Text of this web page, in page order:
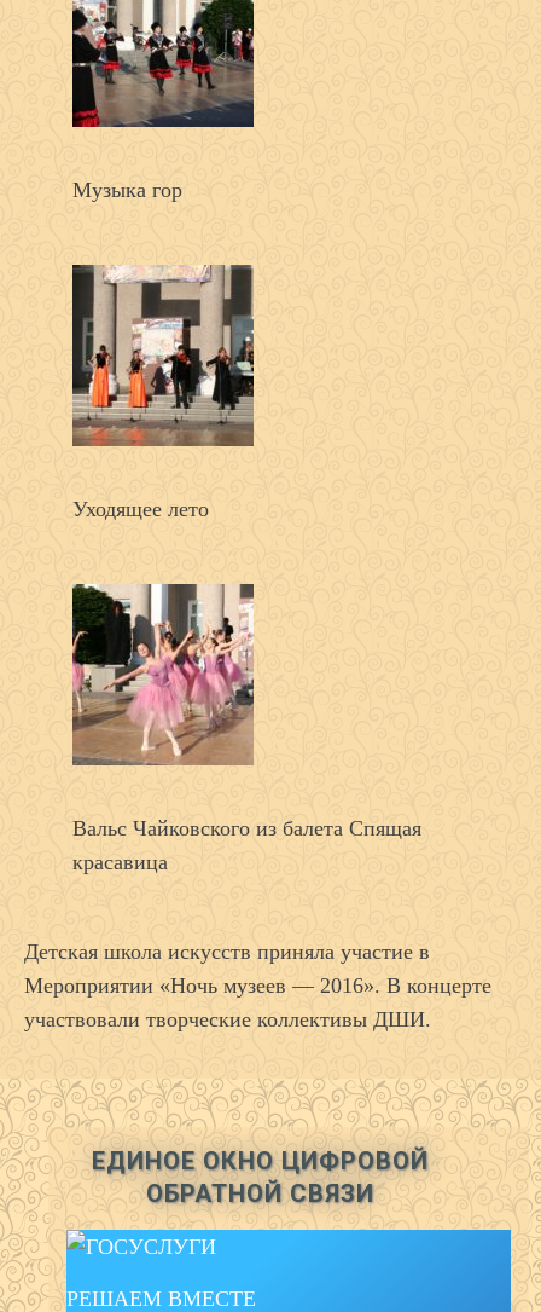
Музыка гор
Уходящее лето
Вальс Чайковского из балета Спящая
красавица
Детская школа искусств приняла участие в
Мероприятии «Ночь музеев — 2016». В концерте
участвовали творческие коллективы ДШИ.
ЕДИНОЕ ОКНО ЦИФРОВОЙ
ОБРАТНОЙ СВЯЗИ
РЕШАЕМ ВМЕСТЕ